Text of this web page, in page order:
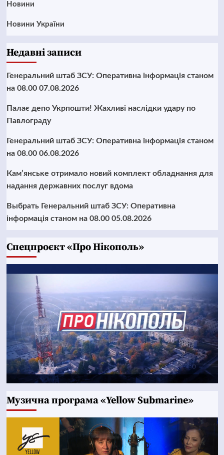
Новини
Новини України
Недавні записи
Генеральний штаб ЗСУ: Оперативна інформація станом
на 08.00 07.08.2026
Палає депо Укрпошти! Жахливі наслідки удару по
Павлограду
Генеральний штаб ЗСУ: Оперативна інформація станом
на 08.00 06.08.2026
Кам’янське отримало новий комплект обладнання для
надання державних послуг вдома
Выбрать Генеральний штаб ЗСУ: Оперативна
інформація станом на 08.00 05.08.2026
Cпецпроєкт «Про Нікополь»
Музична програма «Yellow Submarine»